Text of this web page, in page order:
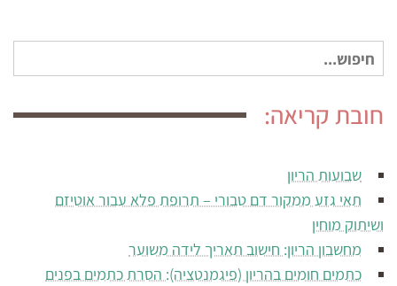
חיפוש
עבור:
חובת קריאה:
שבועות הריון
תאי גזע ממקור דם טבורי – תרופת פלא עבור אוטיזם
ושיתוק מוחין
מחשבון הריון: חישוב תאריך לידה משוער
כתמים חומים בהריון (פיגמנטציה): הסרת כתמים בפנים